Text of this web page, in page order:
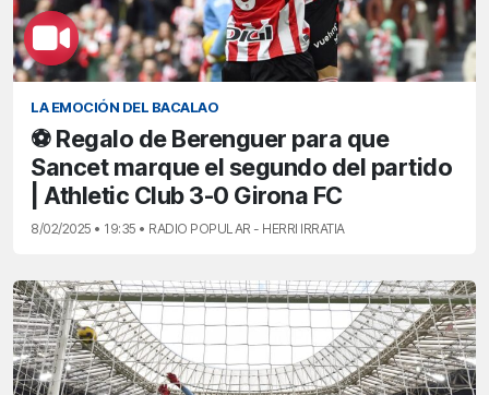
LA EMOCIÓN DEL BACALAO
⚽ Regalo de Berenguer para que
Sancet marque el segundo del partido
| Athletic Club 3-0 Girona FC
8/02/2025 • 19:35 • RADIO POPULAR - HERRI IRRATIA